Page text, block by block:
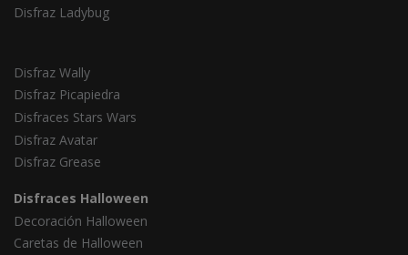
Disfraz Ladybug
Disfraz Wally
Disfraz Picapiedra
Disfraces Stars Wars
Disfraz Avatar
Disfraz Grease
Disfraces Halloween
Decoración Halloween
Caretas de Halloween